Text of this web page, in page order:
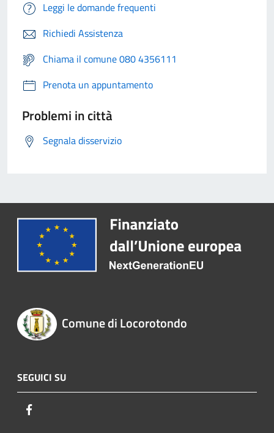
Leggi le domande frequenti
Richiedi Assistenza
Chiama il comune 080 4356111
Prenota un appuntamento
Problemi in città
Segnala disservizio
Comune di Locorotondo
SEGUICI SU